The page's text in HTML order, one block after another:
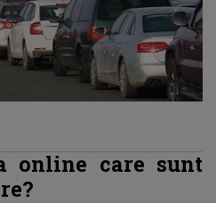
online care sunt